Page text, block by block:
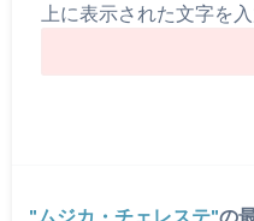
上に表示された文字を
ムジカ・チェレステ の